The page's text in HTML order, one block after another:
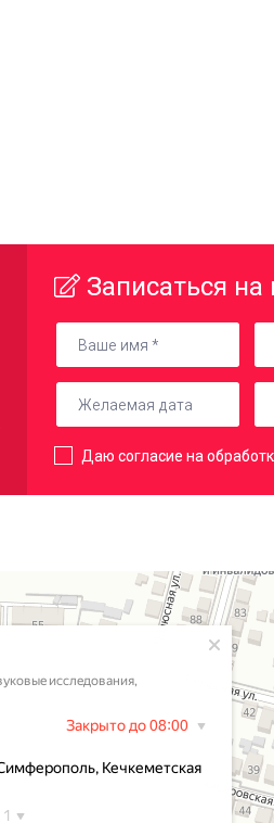
Записаться
Даю согласие на